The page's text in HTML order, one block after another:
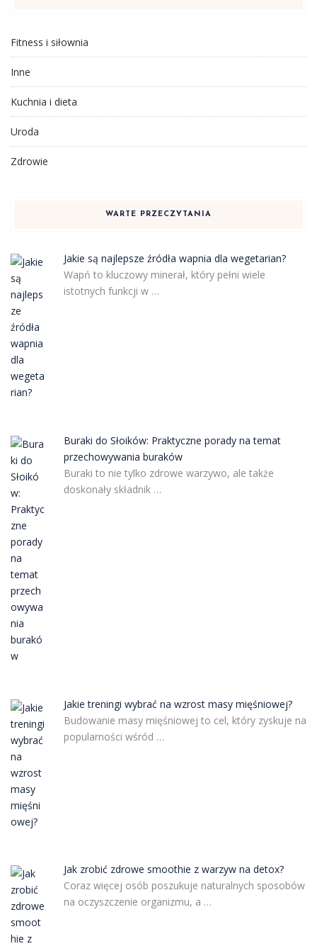
Fitness i siłownia
Inne
Kuchnia i dieta
Uroda
Zdrowie
WARTE PRZECZYTANIA
Jakie są najlepsze źródła wapnia dla wegetarian?
Wapń to kluczowy minerał, który pełni wiele
istotnych funkcji w …
Buraki do Słoików: Praktyczne porady na temat
przechowywania buraków
Buraki to nie tylko zdrowe warzywo, ale także
doskonały składnik …
Jakie treningi wybrać na wzrost masy mięśniowej?
Budowanie masy mięśniowej to cel, który zyskuje na
popularności wśród …
Jak zrobić zdrowe smoothie z warzyw na detox?
Coraz więcej osób poszukuje naturalnych sposobów
na oczyszczenie organizmu, a …